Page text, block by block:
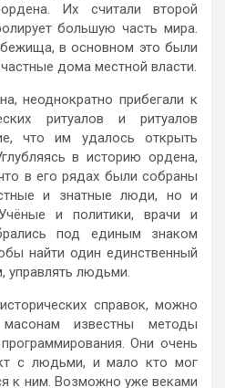
Их считали второй
большую часть мира.
в основном это были
дома местной власти.
неоднократно прибегали к
ритуалов и ритуалов
что им удалось открыть
в историю ордена,
в его рядах были собраны
и знатные люди, но и
и политики, врачи и
под единым знаком
найти один единственный
управлять людьми.
справок, можно
известны методы
Они очень
с людьми, и мало кто мог
к ним. Возможно уже веками